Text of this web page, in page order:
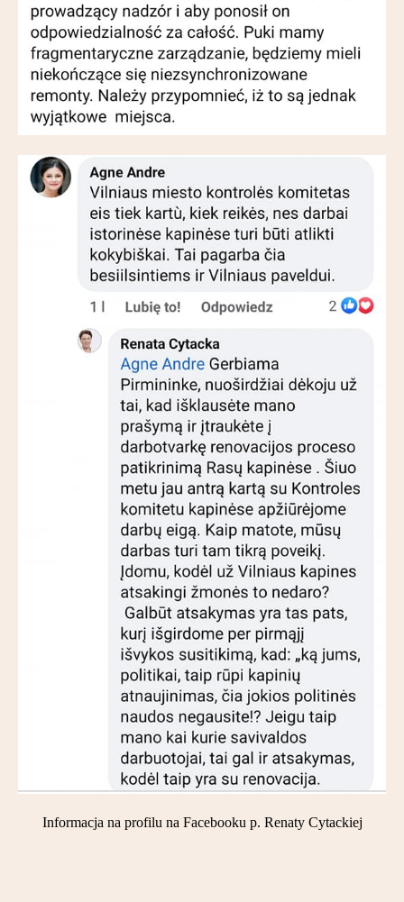
Informacja na profilu na Facebooku p. Renaty Cytackiej